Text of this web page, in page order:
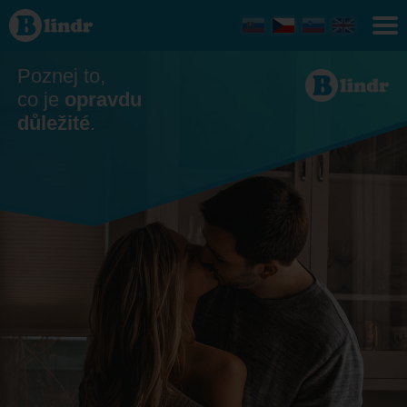
Seznamka
- On
hledá ji
Poznej to,
co je opravdu
důležité.